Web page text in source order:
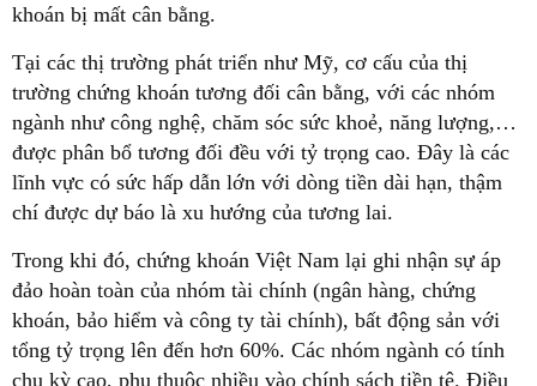
khoán bị mất cân bằng.
Tại các thị trường phát triển như Mỹ, cơ cấu của thị
trường chứng khoán tương đối cân bằng, với các nhóm
ngành như công nghệ, chăm sóc sức khoẻ, năng lượng,…
được phân bổ tương đối đều với tỷ trọng cao. Đây là các
lĩnh vực có sức hấp dẫn lớn với dòng tiền dài hạn, thậm
chí được dự báo là xu hướng của tương lai.
Trong khi đó, chứng khoán Việt Nam lại ghi nhận sự áp
đảo hoàn toàn của nhóm tài chính (ngân hàng, chứng
khoán, bảo hiểm và công ty tài chính), bất động sản với
tổng tỷ trọng lên đến hơn 60%. Các nhóm ngành có tính
chu kỳ cao, phụ thuộc nhiều vào chính sách tiền tệ. Điều